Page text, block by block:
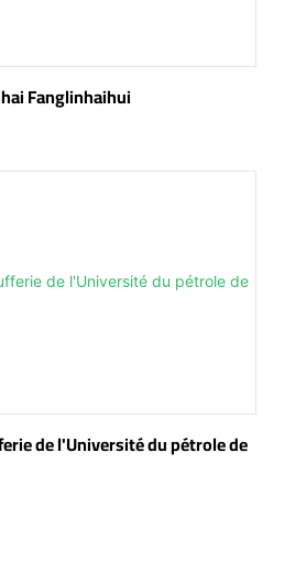
Fanglinhaihui
de l'Université du pétrole de